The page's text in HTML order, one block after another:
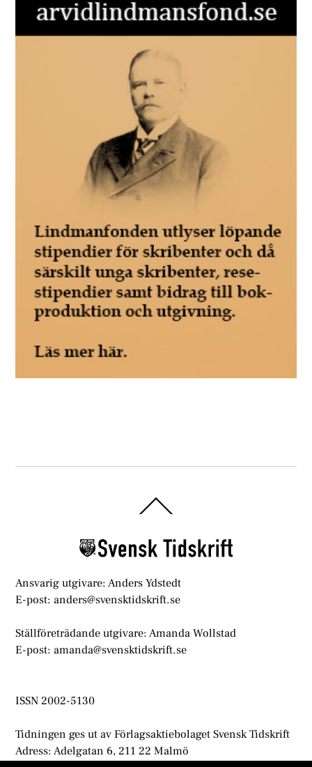
To
Ansvarig utgivare: Anders Ydstedt
E-post: anders@svensktidskrift.se
Ställföreträdande utgivare: Amanda Wollstad
E-post: amanda@svensktidskrift.se
ISSN 2002-5130
Tidningen ges ut av Förlagsaktiebolaget Svensk Tidskrift
Adress: Adelgatan 6, 211 22 Malmö